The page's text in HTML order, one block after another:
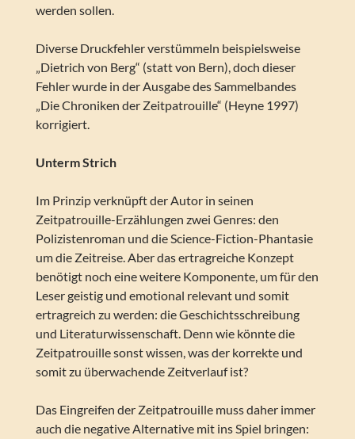
werden sollen.
Diverse Druckfehler verstümmeln beispielsweise
„Dietrich von Berg“ (statt von Bern), doch dieser
Fehler wurde in der Ausgabe des Sammelbandes
„Die Chroniken der Zeitpatrouille“ (Heyne 1997)
korrigiert.
Unterm Strich
Im Prinzip verknüpft der Autor in seinen
Zeitpatrouille-Erzählungen zwei Genres: den
Polizistenroman und die Science-Fiction-Phantasie
um die Zeitreise. Aber das ertragreiche Konzept
benötigt noch eine weitere Komponente, um für den
Leser geistig und emotional relevant und somit
ertragreich zu werden: die Geschichtsschreibung
und Literaturwissenschaft. Denn wie könnte die
Zeitpatrouille sonst wissen, was der korrekte und
somit zu überwachende Zeitverlauf ist?
Das Eingreifen der Zeitpatrouille muss daher immer
auch die negative Alternative mit ins Spiel bringen: